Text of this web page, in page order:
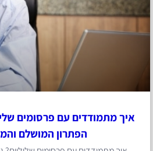
איך מתמודדים עם פרסומים
הפתרון המושלם